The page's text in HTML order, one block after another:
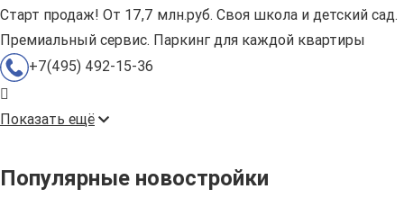
Старт продаж! От 17,7 млн.руб. Своя школа и детский сад.
Премиальный сервис. Паркинг для каждой квартиры
+7(495) 492-15-36
Показать ещё
Популярные новостройки